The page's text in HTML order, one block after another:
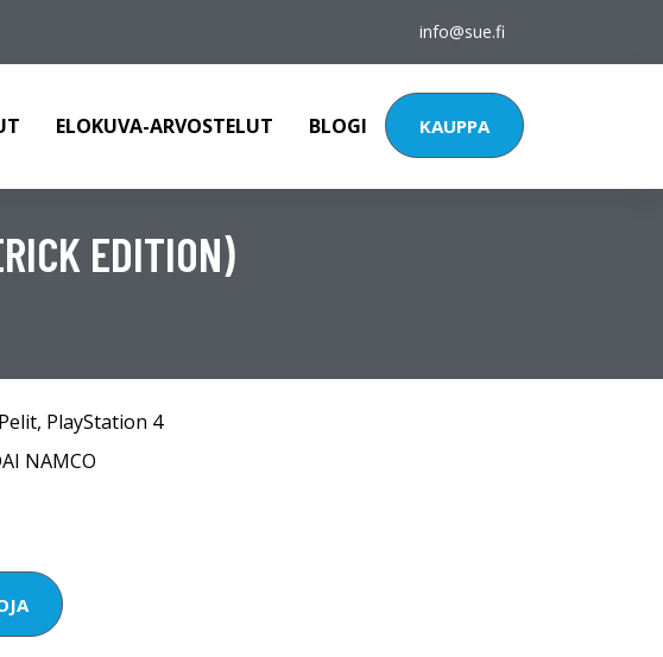
info@sue.fi
ELOKUVA-ARVOSTELUT BLOGI KAUPPA
EDITION)
Pelit, PlayStation 4
NAMCO